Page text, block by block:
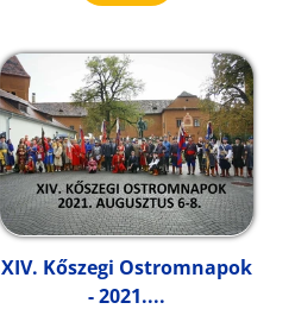
XIV. Kőszegi Ostromnapok
- 2021....